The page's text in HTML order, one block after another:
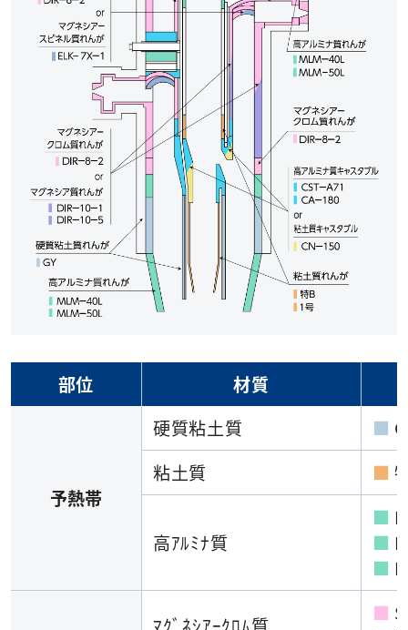
部位 材質
予熱帯
硬質粘土質 ■
粘土質
■
高ｱﾙﾐﾅ質
■
■
■
■